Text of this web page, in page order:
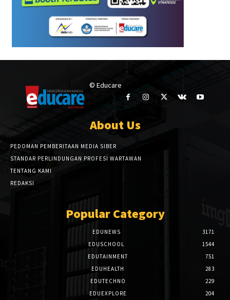
© Educare
About Us
PEDOMAN PEMBERITAAN MEDIA SIBER
STANDAR PERLINDUNGAN PROFESI WARTAWAN
TENTANG KAMI
REDAKSI
Popular Category
EDUNEWS
3171
EDUSCHOOL
1544
EDUTAINMENT
751
EDUHEALTH
283
EDUTECHNO
229
EDUEXPLORE
204